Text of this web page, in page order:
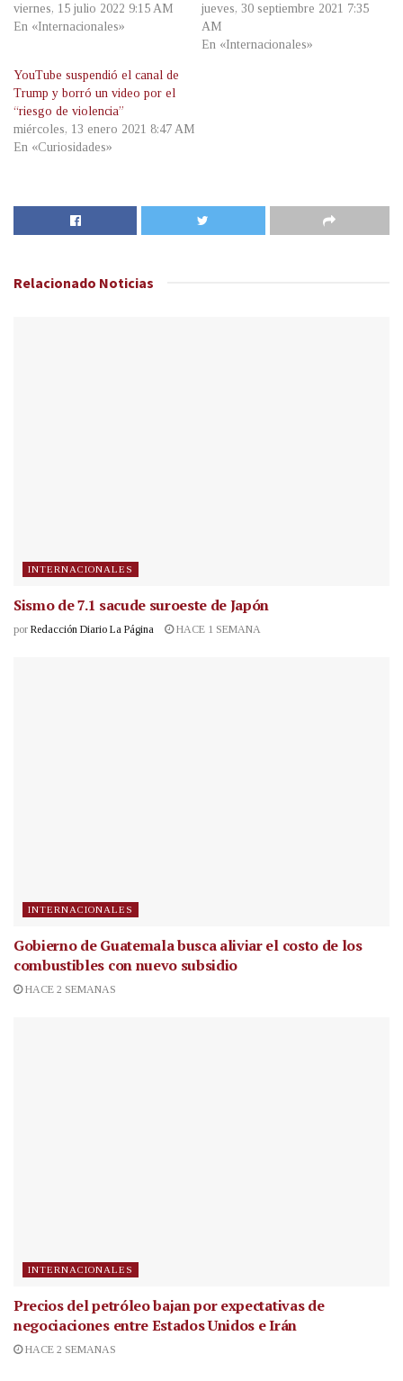
viernes, 15 julio 2022 9:15 AM
En «Internacionales»
jueves, 30 septiembre 2021 7:35
AM
En «Internacionales»
YouTube suspendió el canal de
Trump y borró un video por el
“riesgo de violencia”
miércoles, 13 enero 2021 8:47 AM
En «Curiosidades»
Relacionado Noticias
INTERNACIONALES
Sismo de 7.1 sacude suroeste de Japón
por Redacción Diario La Página HACE 1 SEMANA
INTERNACIONALES
Gobierno de Guatemala busca aliviar el costo de los
combustibles con nuevo subsidio
HACE 2 SEMANAS
INTERNACIONALES
Precios del petróleo bajan por expectativas de
negociaciones entre Estados Unidos e Irán
HACE 2 SEMANAS